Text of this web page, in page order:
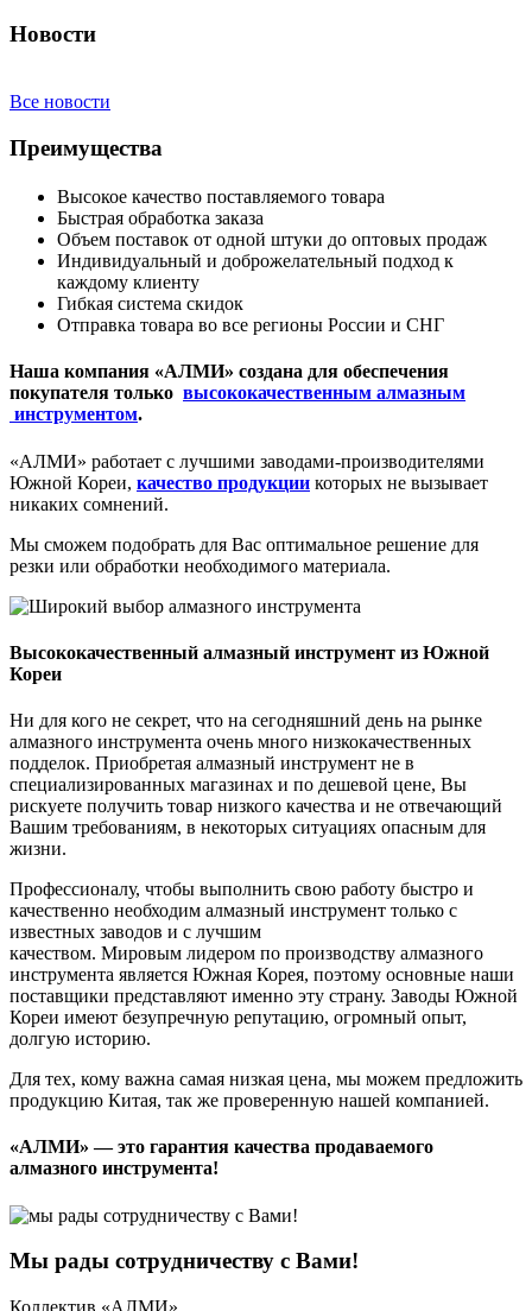
Новости
Все новости
Преимущества
Высокое качество поставляемого товара
Быстрая обработка заказа
Объем поставок от одной штуки до оптовых продаж
Индивидуальный и доброжелательный подход к
каждому клиенту
Гибкая система скидок
Отправка товара во все регионы России и СНГ
Наша компания «АЛМИ» создана для обеспечения
покупателя только высококачественным алмазным
инструментом.
«АЛМИ» работает с лучшими заводами-производителями
Южной Кореи, качество продукции которых не вызывает
никаких сомнений.
Мы сможем подобрать для Вас оптимальное решение для
резки или обработки необходимого материала.
Высококачественный алмазный инструмент из Южной
Кореи
Ни для кого не секрет, что на сегодняшний день на рынке
алмазного инструмента очень много низкокачественных
подделок. Приобретая алмазный инструмент не в
специализированных магазинах и по дешевой цене, Вы
рискуете получить товар низкого качества и не отвечающий
Вашим требованиям, в некоторых ситуациях опасным для
жизни.
Профессионалу, чтобы выполнить свою работу быстро и
качественно необходим алмазный инструмент только с
известных заводов и с лучшим
качеством. Мировым лидером по производству алмазного
инструмента является Южная Корея, поэтому основные наши
поставщики представляют именно эту страну. Заводы Южной
Кореи имеют безупречную репутацию, огромный опыт,
долгую историю.
Для тех, кому важна самая низкая цена, мы можем предложить
продукцию Китая, так же проверенную нашей компанией.
«АЛМИ» — это гарантия качества продаваемого
алмазного инструмента!
Мы рады сотрудничеству с Вами!
Коллектив «АЛМИ».